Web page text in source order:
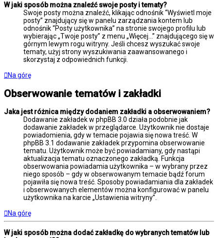
W jaki sposób można znaleźć swoje posty i tematy?
Swoje posty można znaleźć, klikając odnośnik “Wyświetl moje
posty” znajdujący się w panelu zarządzania kontem lub
odnośnik “Posty użytkownika” na stronie swojego profilu lub
wybierając „Twoje posty” z menu „Więcej…” znajdującego się w
górnym lewym rogu witryny. Jeśli chcesz wyszukać swoje
tematy, użyj strony wyszukiwania zaawansowanego i
skorzystaj z odpowiednich funkcji.
Na górę
Obserwowanie tematów i zakładki
Jaka jest różnica między dodaniem zakładki a obserwowaniem?
Dodawanie zakładek w phpBB 3.0 działa podobnie jak
dodawanie zakładek w przeglądarce. Użytkownik nie dostaje
powiadomienia, gdy w temacie pojawia się nowa treść. W
phpBB 3.1 dodawanie zakładek przypomina obserwowanie
tematu. Użytkownik może być powiadamiany, gdy nastąpi
aktualizacja tematu oznaczonego zakładką. Funkcja
obserwowania powiadamia użytkownika – w wybrany przez
niego sposób – gdy w obserwowanym temacie bądź forum
pojawiła się nowa treść. Sposoby powiadamiania dla zakładek
i obserwowanych elementów można konfigurować w panelu
użytkownika na karcie „Ustawienia witryny”.
Na górę
W jaki sposób można dodać zakładkę do wybranych tematów lub